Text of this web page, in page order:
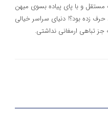
مستقل و با پای پیاده بسوی میهن
زده بود؟! دنیای سراسر خیالی
جز تباهی ارمغانی نداشتی.